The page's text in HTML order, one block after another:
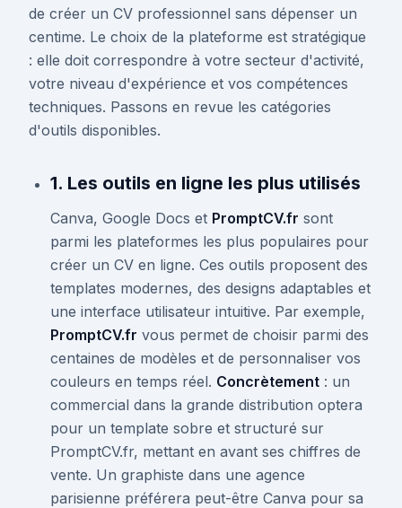
de créer un CV professionnel sans dépenser un
centime. Le choix de la plateforme est stratégique
: elle doit correspondre à votre secteur d'activité,
votre niveau d'expérience et vos compétences
techniques. Passons en revue les catégories
d'outils disponibles.
1. Les outils en ligne les plus utilisés
Canva, Google Docs et PromptCV.fr sont
parmi les plateformes les plus populaires pour
créer un CV en ligne. Ces outils proposent des
templates modernes, des designs adaptables et
une interface utilisateur intuitive. Par exemple,
PromptCV.fr vous permet de choisir parmi des
centaines de modèles et de personnaliser vos
couleurs en temps réel. Concrètement : un
commercial dans la grande distribution optera
pour un template sobre et structuré sur
PromptCV.fr, mettant en avant ses chiffres de
vente. Un graphiste dans une agence
parisienne préférera peut-être Canva pour sa